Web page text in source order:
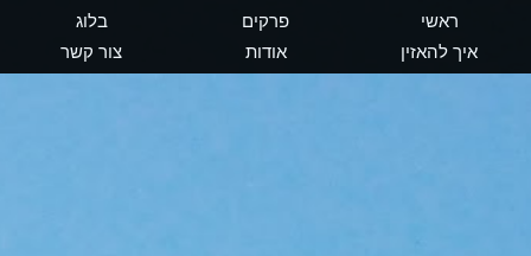
ראשי פרקים
בלוג
איך להאזין
אודות צור קשר